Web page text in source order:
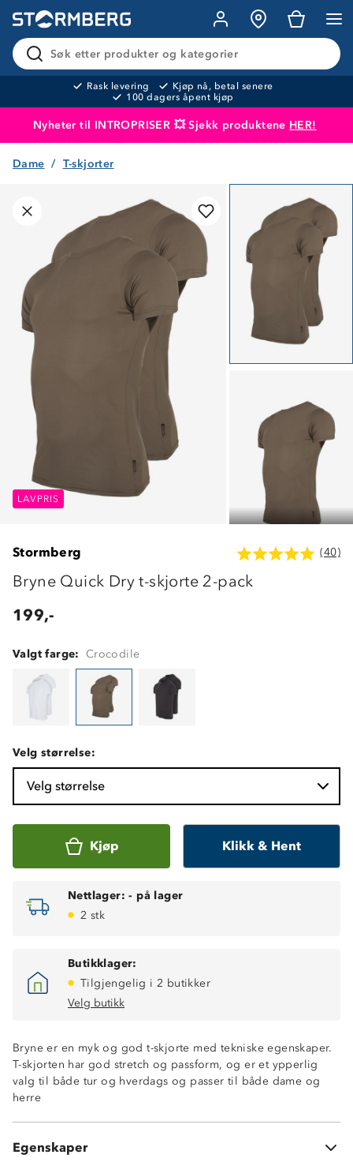
Søk etter produkter og kategorier
Rask levering
Kjøp nå, betal senere
100 dagers åpent kjøp
Nyheter til INTROPRISER 💥 Sjekk produktene HER!
Produktet er lagt i handlekurven
Dame T-skjorter
LAVPRIS
LAVPRIS
Stormberg (40)
Bryne Quick Dry t-skjorte 2-pack
199,-
Valgt farge: Crocodile
Velg størrelse:
Velg størrelse
Kjøp Klikk & Hent
Nettlager: - på lager
2 stk
Butikklager:
Tilgjengelig i 2 butikker
Velg butikk
Bryne er en myk og god t-skjorte med tekniske egenskaper.
T-skjorten har god stretch og passform, og er et ypperlig
valg til både tur og hverdags og passer til både dame og
herre
Egenskaper
Hurtigtørkende
Fukttransporterende
92 % polyester og 8 % elastan